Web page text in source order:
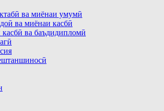
ва миёнаи умумӣ
ва миёнаи касбӣ
ва баъдидипломӣ